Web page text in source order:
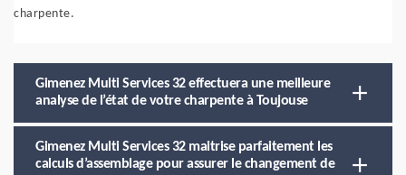
charpente.
Gimenez Multi Services 32 effectuera une meilleure
analyse de l’état de votre charpente à Toujouse
Gimenez Multi Services 32 maitrise parfaitement les
calculs d’assemblage pour assurer le changement de